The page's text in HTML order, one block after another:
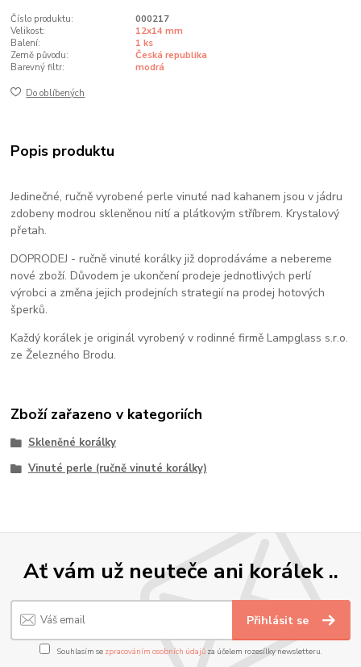
Číslo produktu:
000217
Velikost:
12x14 mm
Balení:
1 ks
Země původu:
Česká republika
Barevný filtr:
modrá
Do oblíbených
Popis produktu
Jedinečné, ručně vyrobené perle vinuté nad kahanem jsou v jádru
zdobeny modrou skleněnou nití a plátkovým stříbrem. Krystalový
přetah.
DOPRODEJ - ručně vinuté korálky již doprodáváme a nebereme
nové zboží. Důvodem je ukončení prodeje jednotlivých perlí
výrobci a změna jejich prodejních strategií na prodej hotových
šperků.
Každý korálek je originál vyrobený v rodinné firmě Lampglass s.r.o.
ze Železného Brodu.
Zboží zařazeno v kategoriích
Skleněné korálky
Vinuté perle (ručně vinuté korálky)
Ať vám už neuteče ani korálek ..
Přihlásit se
Souhlasím se zpracováním osobních údajůza účelem rozesílky newsletteru.